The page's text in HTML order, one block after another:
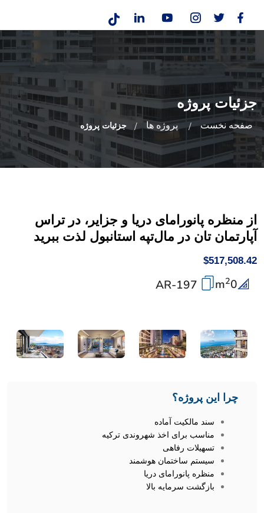
جزئیات پروژه
صفحه نخست پروژه ها جزئیات پروژه
از منظره پانورامای دریا و جزایر، در تراس
آپارتمان تان در مال‌تپه استانبول لذت ببرید
$517,508.42
0
m2
چرا این پروژه؟
سند مالکیت آماده
مناسب برای اخذ شهروندی ترکیه
تسهیلات رفاهی
سیستم ساختمان هوشمند
منظره پانورامای دریا
بازگشت سرمایه‌ بالا